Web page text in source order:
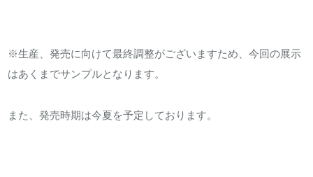
※生産、発売に向けて最終調整がございますため、今回の展示
はあくまでサンプルとなります。
また、発売時期は今夏を予定しております。